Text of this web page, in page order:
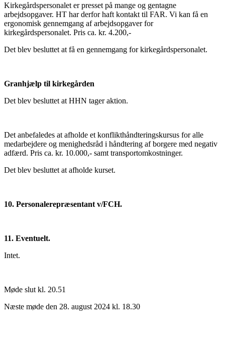
Kirkegårdspersonalet er presset på mange og gentagne
arbejdsopgaver. HT har derfor haft kontakt til FAR. Vi kan få en
ergonomisk gennemgang af arbejdsopgaver for
kirkegårdspersonalet. Pris ca. kr. 4.200,-
Det blev besluttet at få en gennemgang for kirkegårdspersonalet.
Granhjælp til kirkegården
Det blev besluttet at HHN tager aktion.
Det anbefaledes at afholde et konflikthåndteringskursus for alle
medarbejdere og menighedsråd i håndtering af borgere med negativ
adfærd. Pris ca. kr. 10.000,- samt transportomkostninger.
Det blev besluttet at afholde kurset.
10. Personalerepræsentant v/FCH.
11. Eventuelt.
Intet.
Møde slut kl. 20.51
Næste møde den 28. august 2024 kl. 18.30